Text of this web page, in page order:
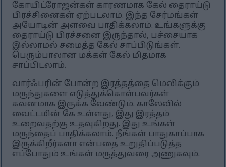
கோயிட்ரோஜன்கள் காரணமாக கேல் தைராய்டு
பிரச்சினைகள் ஏற்படலாம். இந்த சேர்மங்கள்
அயோடின் அளவை பாதிக்கலாம். உங்களுக்கு
தைராய்டு பிரச்சனை இருந்தால், பச்சையாக
இல்லாமல் சமைத்த கேல் சாப்பிடுங்கள்.
பெரும்பாலான மக்கள் கேல் மிதமாக
சாப்பிடலாம்.
வார்ஃபரின் போன்ற இரத்தத்தை மெலிக்கும்
மருந்துகளை எடுத்துக்கொள்பவர்கள்
கவனமாக இருக்க வேண்டும். காலேவில்
வைட்டமின் கே உள்ளது, இது இரத்தம்
உறைவதற்கு உதவுகிறது. இது உங்கள்
மருந்தைப் பாதிக்கலாம். நீங்கள் பாதுகாப்பாக
இருக்கிறீர்களா என்பதை உறுதிப்படுத்த
எப்போதும் உங்கள் மருத்துவரை அணுகவும்.